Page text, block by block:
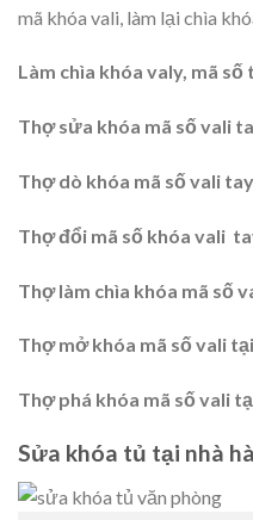
mã khóa vali, làm lại chìa
Làm chìa khóa valy, mã số
Thợ sửa khóa mã số vali
Thợ dò khóa mã số vali
Thợ đổi mã số khóa vali
Thợ làm chìa khóa mã số
Thợ mở khóa mã số vali
Thợ phá khóa mã số vali
Sửa khóa tủ tại nhà